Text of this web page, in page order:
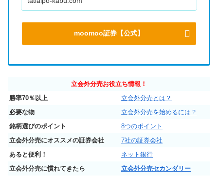
moomoo証券【公式】
立会外分売お役立ち情報！
勝率70％以上
立会外分売とは？
必要な物
立会外分売を始めるには？
銘柄選びのポイント
8つのポイント
立会外分売にオススメの証券会社
7社の証券会社
あると便利！
ネット銀行
立会外分売に慣れてきたら
立会外分売セカンダリー